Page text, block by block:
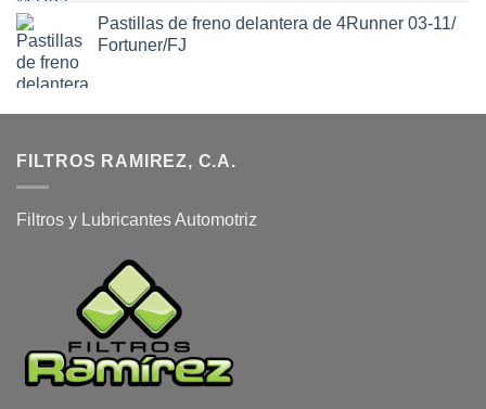
Pastillas de freno delantera de 4Runner 03-11/
Fortuner/FJ
FILTROS RAMIREZ, C.A.
Filtros y Lubricantes Automotriz